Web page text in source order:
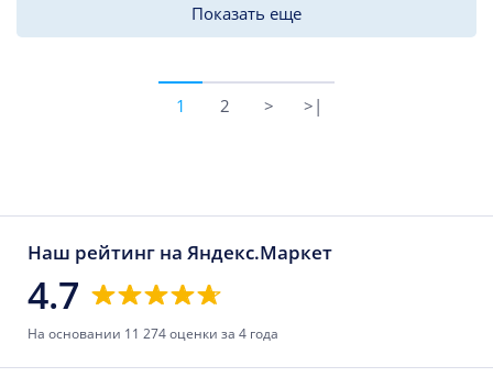
Показать еще
1 2 > >|
Наш рейтинг на Яндекс.Маркет
4.7
На основании 11 274 оценки за 4 года